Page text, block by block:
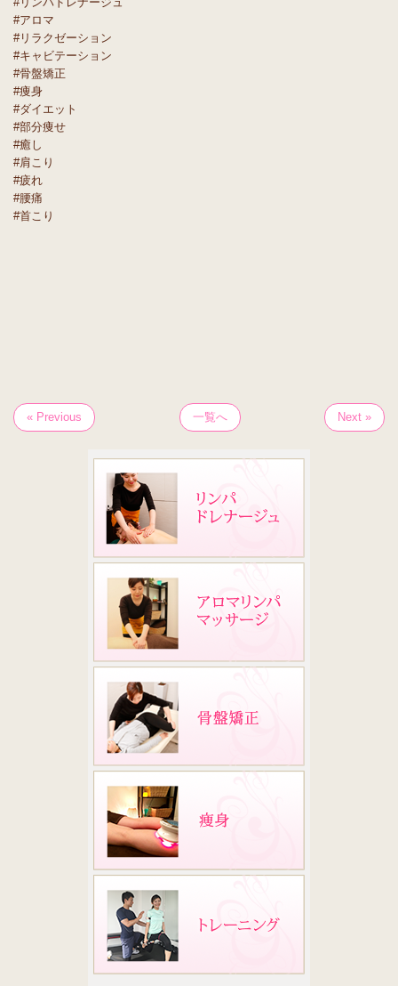
#アロマ
#リラクゼーション
#キャビテーション
#骨盤矯正
#痩身
#ダイエット
#部分痩せ
#癒し
#肩こり
#疲れ
#腰痛
#首こり
« Previous 一覧へ Next »